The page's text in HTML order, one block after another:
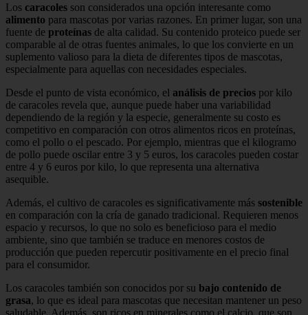
Los caracoles son considerados una opción interesante como
alimento para mascotas por varias razones. En primer lugar, son una
fuente de proteínas de alta calidad. Su contenido proteico puede ser
comparable al de otras fuentes animales, lo que los convierte en un
suplemento valioso para la dieta de diferentes tipos de mascotas,
especialmente para aquellas con necesidades especiales.
Desde el punto de vista económico, el análisis de precios por kilo
de caracoles revela que, aunque puede haber una variabilidad
dependiendo de la región y la especie, generalmente su costo es
competitivo en comparación con otros alimentos ricos en proteínas,
como el pollo o el pescado. Por ejemplo, mientras que el kilogramo
de pollo puede oscilar entre 3 y 5 euros, los caracoles pueden costar
entre 4 y 6 euros por kilo, lo que representa una alternativa
asequible.
Además, el cultivo de caracoles es significativamente más sostenible
en comparación con la cría de ganado tradicional. Requieren menos
espacio y recursos, lo que no solo es beneficioso para el medio
ambiente, sino que también se traduce en menores costos de
producción que pueden repercutir positivamente en el precio final
para el consumidor.
Los caracoles también son conocidos por su bajo contenido de
grasa, lo que es ideal para mascotas que necesitan mantener un peso
saludable. Además, son ricos en minerales como el calcio, que son